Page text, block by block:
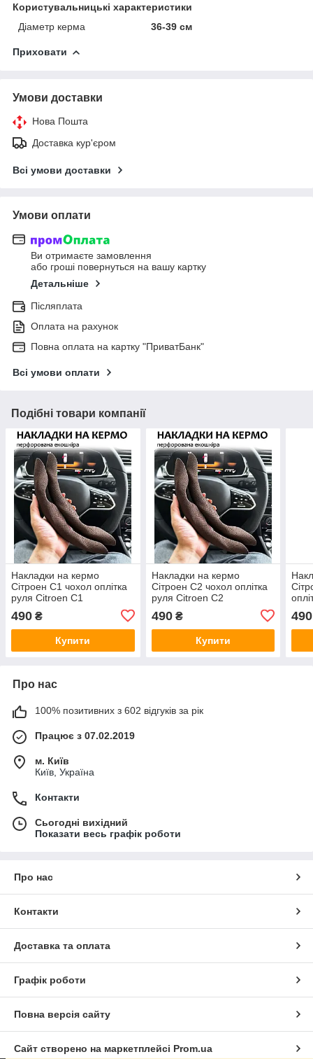
Користувальницькі характеристики
Діаметр керма
36-39 см
Приховати
Умови доставки
Нова Пошта
Доставка кур'єром
Всі умови доставки
Умови оплати
Ви отримаєте замовлення
або гроші повернуться на вашу картку
Детальніше
Післяплата
Оплата на рахунок
Повна оплата на картку "ПриватБанк"
Всі умови оплати
Подібні товари компанії
Накладки на кермо
Сітроен С1 чохол оплітка
руля Citroen C1
490 ₴
Купити
Накладки на кермо
Сітроен С2 чохол оплітка
руля Citroen C2
490₴
Купити
490
Про нас
100% позитивних з 602 відгуків за рік
Працює з 07.02.2019
м. Київ
Київ, Україна
Контакти
Сьогодні вихідний
Показати весь графік роботи
Про нас
Контакти
Доставка та оплата
Графік роботи
Повна версія сайту
Сайт створено на маркетплейсі Prom.ua